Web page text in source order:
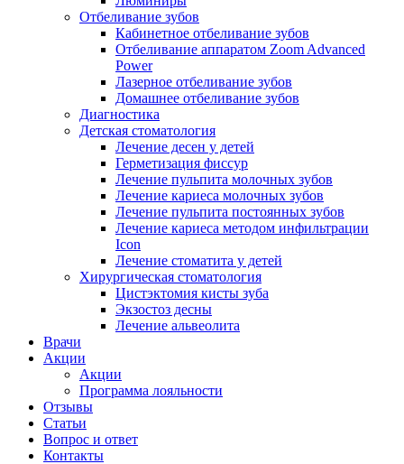
Отбеливание зубов
Кабинетное отбеливание зубов
Отбеливание аппаратом Zoom Advanced
Power
Лазерное отбеливание зубов
Домашнее отбеливание зубов
Диагностика
Детская стоматология
Лечение десен у детей
Герметизация фиссур
Лечение пульпита молочных зубов
Лечение кариеса молочных зубов
Лечение пульпита постоянных зубов
Лечение кариеса методом инфильтрации
Icon
Лечение стоматита у детей
Хирургическая стоматология
Цистэктомия кисты зуба
Экзостоз десны
Лечение альвеолита
Врачи
Акции
Акции
Программа лояльности
Отзывы
Статьи
Вопрос и ответ
Контакты